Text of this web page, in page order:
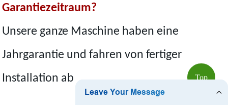
Garantiezeitraum?
Unsere ganze Maschine haben eine
Jahrgarantie und fahren von fertiger
Installation ab
Top